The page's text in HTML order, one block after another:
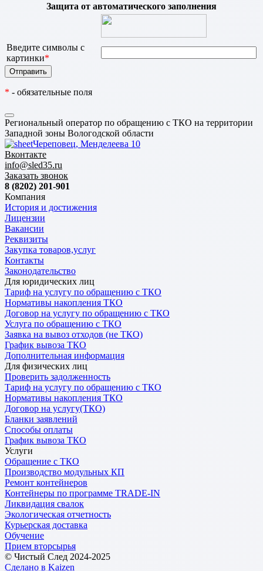
Защита от автоматического заполнения
Введите символы с
картинки*
* - обязательные поля
Региональный оператор по обращению с ТКО на территории
Западной зоны Вологодской области
Череповец, Менделеева 10
Вконтакте
info@sled35.ru
Заказать звонок
8 (8202) 201-901
Компания
История и достижения
Лицензии
Вакансии
Реквизиты
Закупка товаров,услуг
Контакты
Законодательство
Для юридических лиц
Тариф на услугу по обращению с ТКО
Нормативы накопления ТКО
Договор на услугу по обращению с ТКО
Услуга по обращению с ТКО
Заявка на вывоз отходов (не ТКО)
График вывоза ТКО
Дополнительная информация
Для физических лиц
Проверить задолженность
Тариф на услугу по обращению с ТКО
Нормативы накопления ТКО
Договор на услугу(ТКО)
Бланки заявлений
Способы оплаты
График вывоза ТКО
Услуги
Обращение с ТКО
Производство модульных КП
Ремонт контейнеров
Контейнеры по программе TRADE-IN
Ликвидация свалок
Экологическая отчетность
Курьерская доставка
Обучение
Прием вторсырья
© Чистый След 2024-2025
Сделано в Kaizen